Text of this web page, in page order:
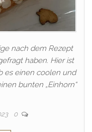
nach dem Rezept
haben. Hier ist
es einen coolen und
bunten „Einhorn“
0